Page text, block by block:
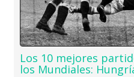
Los 10 mejores
los Mundiales: